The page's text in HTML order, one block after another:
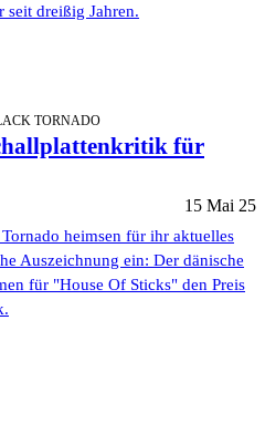
seit dreißig Jahren.
TORNADO
für
15 Mai 25
heimsen für ihr aktuelles
Auszeichnung ein: Der dänische
für "House Of Sticks" den Preis